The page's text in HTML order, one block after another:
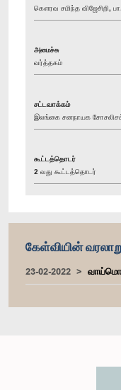
கௌரவ சமிந்த விஜேசிறி,
அமைச்சு
வர்த்தகம்
சட்டவாக்கம்
இலங்கை சனநாயக சோசலிசக்
கூட்டத்தொடர்
2 வது கூட்டத்தொடர்
கேள்வியின்
23-02-2022